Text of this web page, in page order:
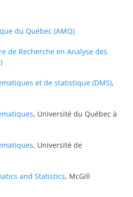
du Québec (AMQ)
de Recherche en Analyse des
et de statistique (DMS),
, Université du Québec à
, Université de
and Statistics, McGill